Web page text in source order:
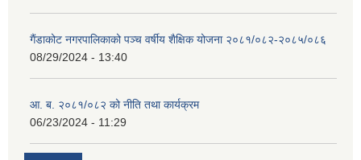
गैंडाकोट नगरपालिकाको पञ्च वर्षीय शैक्षिक योजना २०८१/०८२-२०८५/०८६
08/29/2024 - 13:40
आ. ब. २०८१/०८२ को नीति तथा कार्यक्रम
06/23/2024 - 11:29